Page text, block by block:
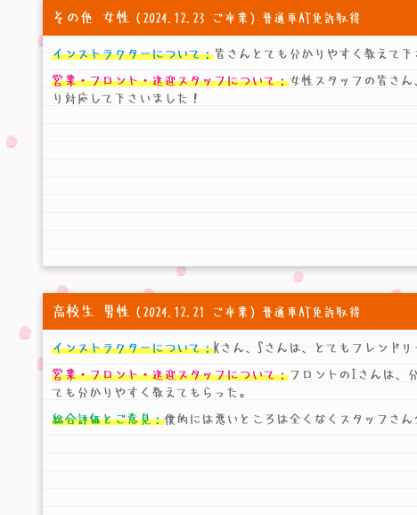
その他 女性 （2024.12.23 ご卒業）普通車AT免許取得
インストラクターについて：皆さんとても分かりやすく教えて下
営業・フロント・送迎スタッフについて：女性スタッフの皆さ
り対応して下さいました！
高校生 男性 （2024.12.21 ご卒業）普通車AT免許取得
インストラクターについて：Kさん、Sさんは、とてもフレンドリ
営業・フロント・送迎スタッフについて：フロントのIさんは、
ても分かりやすく教えてもらった。
総合評価とご意見：僕的には悪いところは全くなくスタッフさん